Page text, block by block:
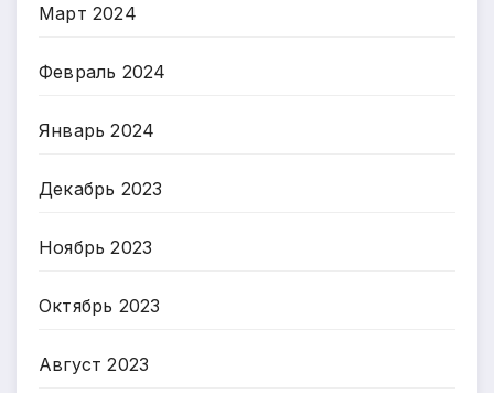
Март 2024
Февраль 2024
Январь 2024
Декабрь 2023
Ноябрь 2023
Октябрь 2023
Август 2023